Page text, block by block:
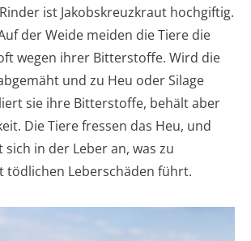
ist Jakobskreuzkraut hochgiftig.
der Weide meiden die Tiere die
wegen ihrer Bitterstoffe. Wird die
und zu Heu oder Silage
sie ihre Bitterstoffe, behält aber
Die Tiere fressen das Heu, und
in der Leber an, was zu
tödlichen Leberschäden führt.